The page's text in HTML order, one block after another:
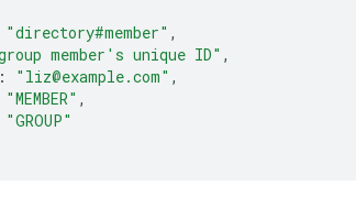
"directory#member" ,
member's unique ID" ,
: "liz@example.com" ,
"MEMBER" ,
"GROUP"